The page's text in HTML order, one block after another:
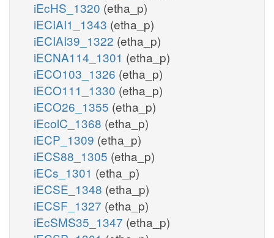
iEcHS_1320 (etha_p)
iECIAI1_1343 (etha_p)
iECIAI39_1322 (etha_p)
iECNA114_1301 (etha_p)
iECO103_1326 (etha_p)
iECO111_1330 (etha_p)
iECO26_1355 (etha_p)
iEcolC_1368 (etha_p)
iECP_1309 (etha_p)
iECS88_1305 (etha_p)
iECs_1301 (etha_p)
iECSE_1348 (etha_p)
iECSF_1327 (etha_p)
iEcSMS35_1347 (etha_p)